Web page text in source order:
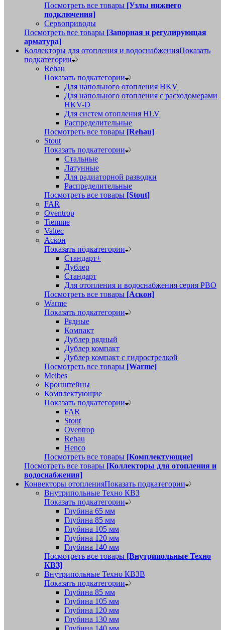
Посмотреть все товары [Узлы нижнего
подключения]
Сервоприводы
Посмотреть все товары [Запорная и регулирующая
арматура]
Коллекторы для отопления и водоснабженияПоказать
подкатегории
Rehau
Показать подкатегории
Для напольного отопления HKV
Для напольного отопления с расходомерами
HKV-D
Для систем отопления HLV
Распределительные
Посмотреть все товары [Rehau]
Stout
Показать подкатегории
Стальные
Латунные
Для радиаторной разводки
Распределительные
Посмотреть все товары [Stout]
FAR
Oventrop
Tiemme
Valtec
Аскон
Показать подкатегории
Стандарт+
Дублер
Стандарт
Для отопления и водоснабжения серия РВО
Посмотреть все товары [Аскон]
Warme
Показать подкатегории
Рядные
Компакт
Дублер рядный
Дублер компакт
Дублер компакт с гидрострелкой
Посмотреть все товары [Warme]
Meibes
Кронштейны
Комплектующие
Показать подкатегории
FAR
Stout
Oventrop
Rehau
Henco
Посмотреть все товары [Комплектующие]
Посмотреть все товары [Коллекторы для отопления и
водоснабжения]
Конвекторы отопленияПоказать подкатегории
Внутрипольные Техно КВЗ
Показать подкатегории
Глубина 65 мм
Глубина 85 мм
Глубина 105 мм
Глубина 120 мм
Глубина 140 мм
Посмотреть все товары [Внутрипольные Техно
КВЗ]
Внутрипольные Техно КВЗВ
Показать подкатегории
Глубина 85 мм
Глубина 105 мм
Глубина 120 мм
Глубина 130 мм
Глубина 140 мм